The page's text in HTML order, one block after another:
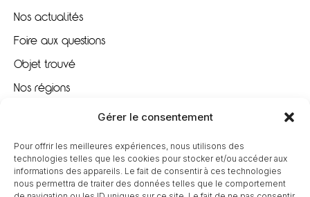
Gérer le consentement
Pour offrir les meilleures expériences, nous utilisons des
technologies telles que les cookies pour stocker et/ou accéder aux
informations des appareils. Le fait de consentir à ces technologies
nous permettra de traiter des données telles que le comportement
Nos actualités
Foire aux questions
Objet trouvé
Nos régions
À VOTRE ÉCOUTE
09 80 80 85 96